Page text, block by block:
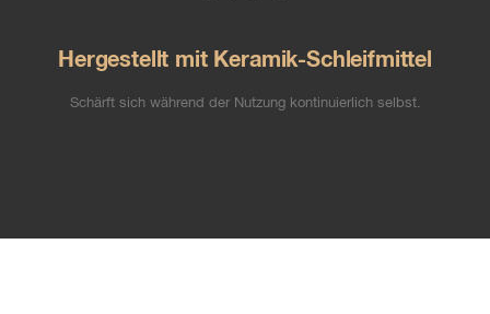
Hergestellt mit Keramik-Schleifmittel
Schärft sich während der Nutzung kontinuierlich selbst.